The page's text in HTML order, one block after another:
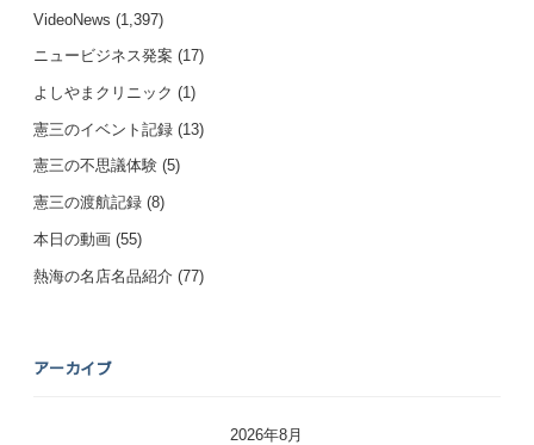
VideoNews (1,397)
ニュービジネス発案 (17)
よしやまクリニック (1)
憲三のイベント記録 (13)
憲三の不思議体験 (5)
憲三の渡航記録 (8)
本日の動画 (55)
熱海の名店名品紹介 (77)
アーカイブ
2026年8月